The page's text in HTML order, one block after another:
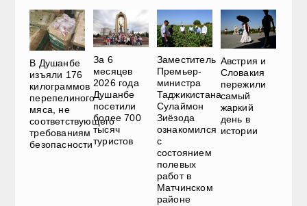
В Душанбе
изъяли 176
килограммов
перепелиного
мяса, не
соответствующего
требованиям
безопасности
За 6
месяцев
2026 года
Душанбе
посетили
более 700
тысяч
туристов
Заместитель
Премьер-
министра
Таджикистана
Сулаймон
Зиёзода
ознакомился
с
состоянием
полевых
работ в
Матчинском
районе
Австрия и
Словакия
пережили
самый
жаркий
день в
истории